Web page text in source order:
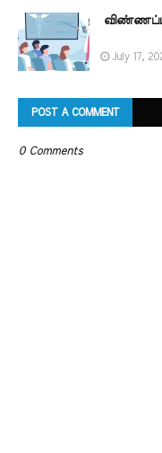
விண்ணப்ப
July 17,
POST A COMMENT
0 Comments